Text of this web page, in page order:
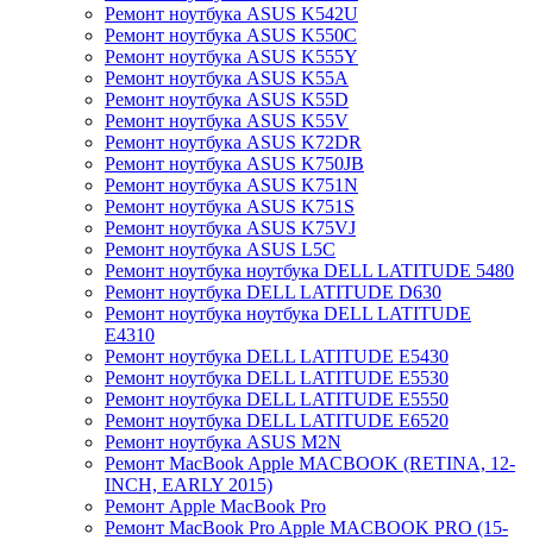
Ремонт ноутбука ASUS K542U
Ремонт ноутбука ASUS K550C
Ремонт ноутбука ASUS K555Y
Ремонт ноутбука ASUS K55A
Ремонт ноутбука ASUS K55D
Ремонт ноутбука ASUS K55V
Ремонт ноутбука ASUS K72DR
Ремонт ноутбука ASUS K750JB
Ремонт ноутбука ASUS K751N
Ремонт ноутбука ASUS K751S
Ремонт ноутбука ASUS K75VJ
Ремонт ноутбука ASUS L5C
Ремонт ноутбука ноутбука DELL LATITUDE 5480
Ремонт ноутбука DELL LATITUDE D630
Ремонт ноутбука ноутбука DELL LATITUDE
E4310
Ремонт ноутбука DELL LATITUDE E5430
Ремонт ноутбука DELL LATITUDE E5530
Ремонт ноутбука DELL LATITUDE E5550
Ремонт ноутбука DELL LATITUDE E6520
Ремонт ноутбука ASUS M2N
Ремонт MacBook Apple MACBOOK (RETINA, 12-
INCH, EARLY 2015)
Ремонт Apple MacBook Pro
Ремонт MacBook Pro Apple MACBOOK PRO (15-